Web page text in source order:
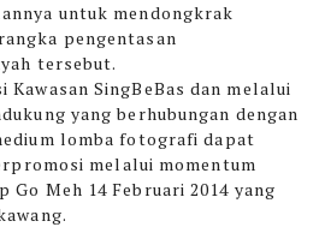
untuk mendongkrak
pengentasan
tersebut.
Kawasan SingBeBas dan melalui
yang berhubungan dengan
lomba fotografi dapat
melalui momentum
Go Meh 14 Februari 2014 yang